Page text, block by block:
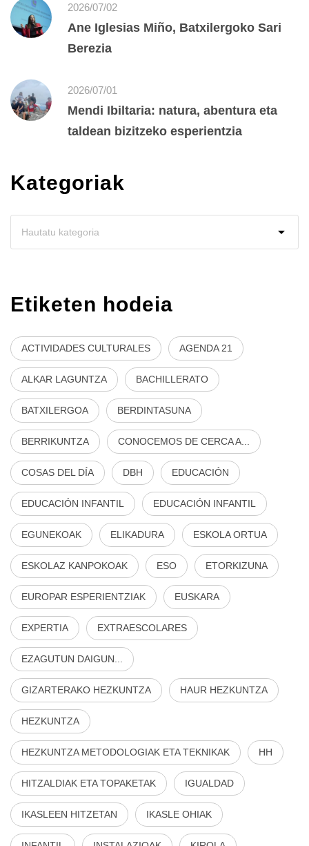
2026/07/02
Ane Iglesias Miño, Batxilergoko Sari
Berezia
2026/07/01
Mendi Ibiltaria: natura, abentura eta
taldean bizitzeko esperientzia
Kategoriak
Etiketen hodeia
ACTIVIDADES CULTURALES AGENDA 21
ALKAR LAGUNTZA BACHILLERATO
BATXILERGOA BERDINTASUNA
BERRIKUNTZA CONOCEMOS DE CERCA A...
COSAS DEL DÍA DBH EDUCACIÓN
EDUCACIÓN INFANTIL EDUCACIÓN INFANTIL
EGUNEKOAK ELIKADURA ESKOLA ORTUA
ESKOLAZ KANPOKOAK ESO ETORKIZUNA
EUROPAR ESPERIENTZIAK EUSKARA
EXPERTIA EXTRAESCOLARES
EZAGUTUN DAIGUN...
GIZARTERAKO HEZKUNTZA HAUR HEZKUNTZA
HEZKUNTZA
HEZKUNTZA METODOLOGIAK ETA TEKNIKAK HH
HITZALDIAK ETA TOPAKETAK IGUALDAD
IKASLEEN HITZETAN IKASLE OHIAK